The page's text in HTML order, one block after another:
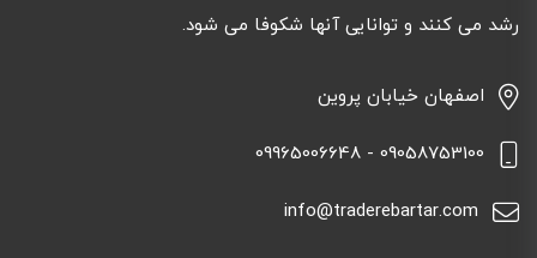
رشد می کنند و توانایی آنها شکوفا می شود.
اصفهان خیابان پروین
09058753100 - 09965006648
info@traderebartar.com